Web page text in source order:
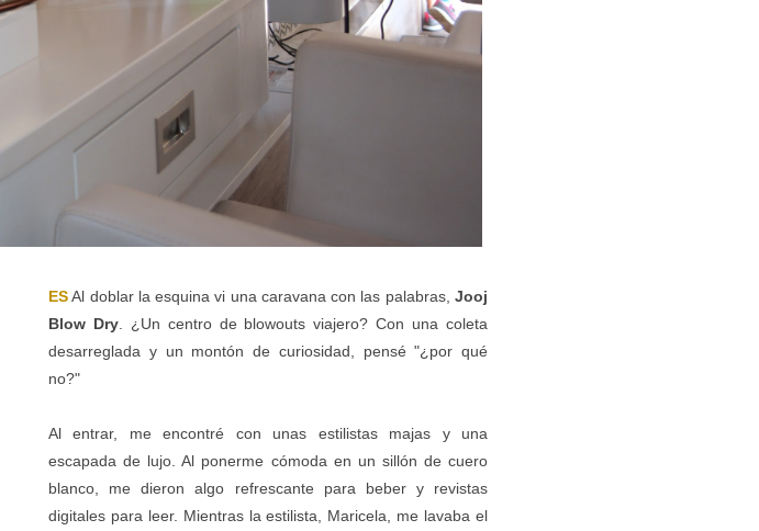
ESAl doblar la esquina vi una caravana con las palabras, Jooj
Blow Dry. ¿Un centro de blowouts viajero? Con una coleta
desarreglada y un montón de curiosidad, pensé "¿por qué
no?"
Al entrar, me encontré con unas estilistas majas y una
escapada de lujo. Al ponerme cómoda en un sillón de cuero
blanco, me dieron algo refrescante para beber y revistas
digitales para leer. Mientras la estilista, Maricela, me lavaba el